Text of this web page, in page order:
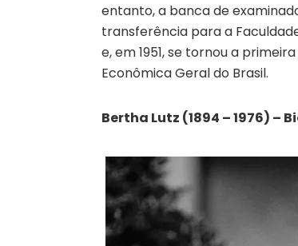
entanto, a banca de
transferência para a
e, em 1951, se tornou a
Econômica Geral do Brasil.
Bertha Lutz (1894 – 1976)